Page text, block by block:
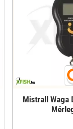
Mistrall Waga